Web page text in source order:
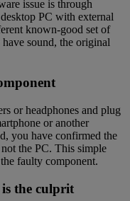
issue is through
PC with external
known-good set of
sound, the original
or headphones and plug
or another
you have confirmed the
the PC. This simple
faulty component.
the culprit